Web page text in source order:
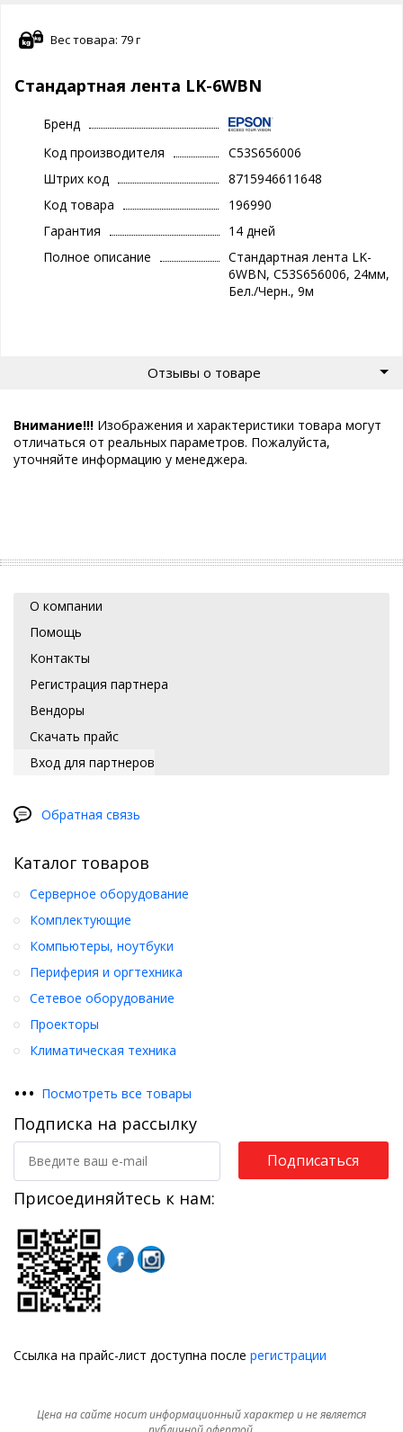
Вес товара: 79 г
Стандартная лента LK-6WBN
Бренд
Код производителя
C53S656006
Штрих код
8715946611648
Код товара
196990
Гарантия
14 дней
Полное описание
Стандартная лента LK-
6WBN, C53S656006, 24мм,
Бел./Черн., 9м
Отзывы о товаре
Внимание!!! Изображения и характеристики товара могут
отличаться от реальных параметров. Пожалуйста,
уточняйте информацию у менеджера.
О компании
Помощь
Контакты
Регистрация партнера
Вендоры
Скачать прайс
Вход для партнеров
Обратная связь
Каталог товаров
Серверное оборудование
Комплектующие
Компьютеры, ноутбуки
Периферия и оргтехника
Сетевое оборудование
Проекторы
Климатическая техника
••• Посмотреть все товары
Подписка на рассылку
Подписаться
Присоединяйтесь к нам:
Ссылка на прайс-лист доступна после регистрации
Цена на сайте носит информационный характер и не является